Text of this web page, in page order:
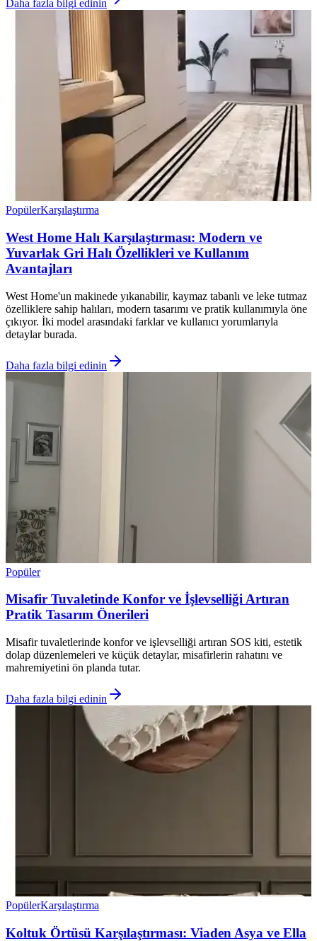
Daha fazla bilgi edinin
PopülerKarşılaştırma
West Home Halı Karşılaştırması: Modern ve
Yuvarlak Gri Halı Özellikleri ve Kullanım
Avantajları
West Home'un makinede yıkanabilir, kaymaz tabanlı ve leke tutmaz
özelliklere sahip halıları, modern tasarımı ve pratik kullanımıyla öne
çıkıyor. İki model arasındaki farklar ve kullanıcı yorumlarıyla
detaylar burada.
Daha fazla bilgi edinin
Popüler
Misafir Tuvaletinde Konfor ve İşlevselliği Artıran
Pratik Tasarım Önerileri
Misafir tuvaletlerinde konfor ve işlevselliği artıran SOS kiti, estetik
dolap düzenlemeleri ve küçük detaylar, misafirlerin rahatını ve
mahremiyetini ön planda tutar.
Daha fazla bilgi edinin
PopülerKarşılaştırma
Koltuk Örtüsü Karşılaştırması: Viaden Asya ve Ella